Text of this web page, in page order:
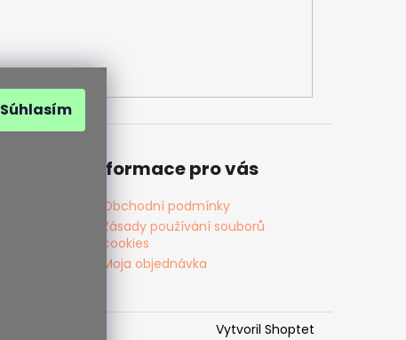
Súhlasím
Informace pro vás
Obchodní podmínky
Zásady používání souborů
cookies
Moja objednávka
Vytvoril Shoptet